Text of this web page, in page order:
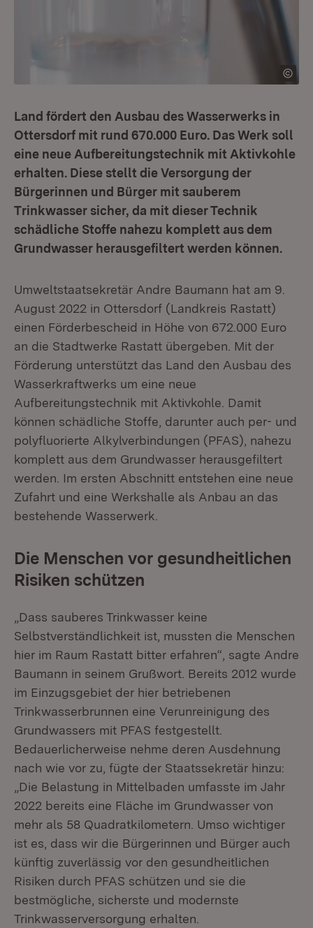
Land fördert den Ausbau des Wasserwerks in
Ottersdorf mit rund 670.000 Euro. Das Werk soll
eine neue Aufbereitungstechnik mit Aktivkohle
erhalten. Diese stellt die Versorgung der
Bürgerinnen und Bürger mit sauberem
Trinkwasser sicher, da mit dieser Technik
schädliche Stoffe nahezu komplett aus dem
Grundwasser herausgefiltert werden können.
Umweltstaatsekretär Andre Baumann hat am 9.
August 2022 in Ottersdorf (Landkreis Rastatt)
einen Förderbescheid in Höhe von 672.000 Euro
an die Stadtwerke Rastatt übergeben. Mit der
Förderung unterstützt das Land den Ausbau des
Wasserkraftwerks um eine neue
Aufbereitungstechnik mit Aktivkohle. Damit
können schädliche Stoffe, darunter auch per- und
polyfluorierte Alkylverbindungen (PFAS), nahezu
komplett aus dem Grundwasser herausgefiltert
werden. Im ersten Abschnitt entstehen eine neue
Zufahrt und eine Werkshalle als Anbau an das
bestehende Wasserwerk.
Die Menschen vor gesundheitlichen
Risiken schützen
„Dass sauberes Trinkwasser keine
Selbstverständlichkeit ist, mussten die Menschen
hier im Raum Rastatt bitter erfahren“, sagte Andre
Baumann in seinem Grußwort. Bereits 2012 wurde
im Einzugsgebiet der hier betriebenen
Trinkwasserbrunnen eine Verunreinigung des
Grundwassers mit PFAS festgestellt.
Bedauerlicherweise nehme deren Ausdehnung
nach wie vor zu, fügte der Staatssekretär hinzu:
„Die Belastung in Mittelbaden umfasste im Jahr
2022 bereits eine Fläche im Grundwasser von
mehr als 58 Quadratkilometern. Umso wichtiger
ist es, dass wir die Bürgerinnen und Bürger auch
künftig zuverlässig vor den gesundheitlichen
Risiken durch PFAS schützen und sie die
bestmögliche, sicherste und modernste
Trinkwasserversorgung erhalten.